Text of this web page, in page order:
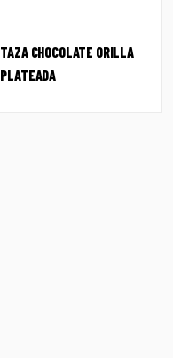
TAZA CHOCOLATE ORILLA
PLATEADA